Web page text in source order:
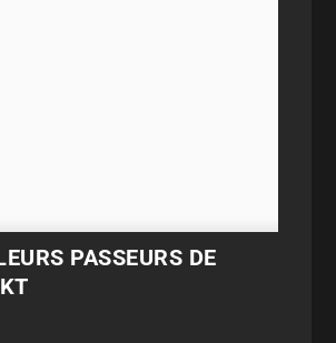
PASSEURS DE